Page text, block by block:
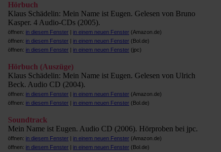
Hörbuch
Klaus Schädelin: Mein Name ist Eugen. Gelesen von Bruno
Kasper. 4 Audio-CDs (2005).
öffnen: in diesem Fenster | in einem neuen Fenster (Amazon.de)
öffnen: in diesem Fenster | in einem neuen Fenster (Bol.de)
öffnen: in diesem Fenster | in einem neuen Fenster (jpc)
Hörbuch (Auszüge)
Klaus Schädelin: Mein Name ist Eugen. Gelesen von Ulrich
Beck. Audio CD (2004).
öffnen: in diesem Fenster | in einem neuen Fenster (Amazon.de)
öffnen: in diesem Fenster | in einem neuen Fenster (Bol.de)
Soundtrack
Mein Name ist Eugen. Audio CD (2006). Hörproben bei jpc.
öffnen: in diesem Fenster | in einem neuen Fenster (Amazon.de)
öffnen: in diesem Fenster | in einem neuen Fenster (Bol.de)